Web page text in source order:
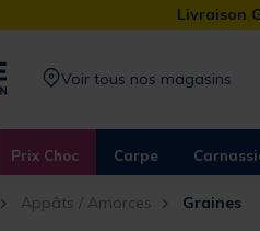
Livraison
Voir tous nos magasins
Prix Choc Carpe
Appâts / Amorces Graines